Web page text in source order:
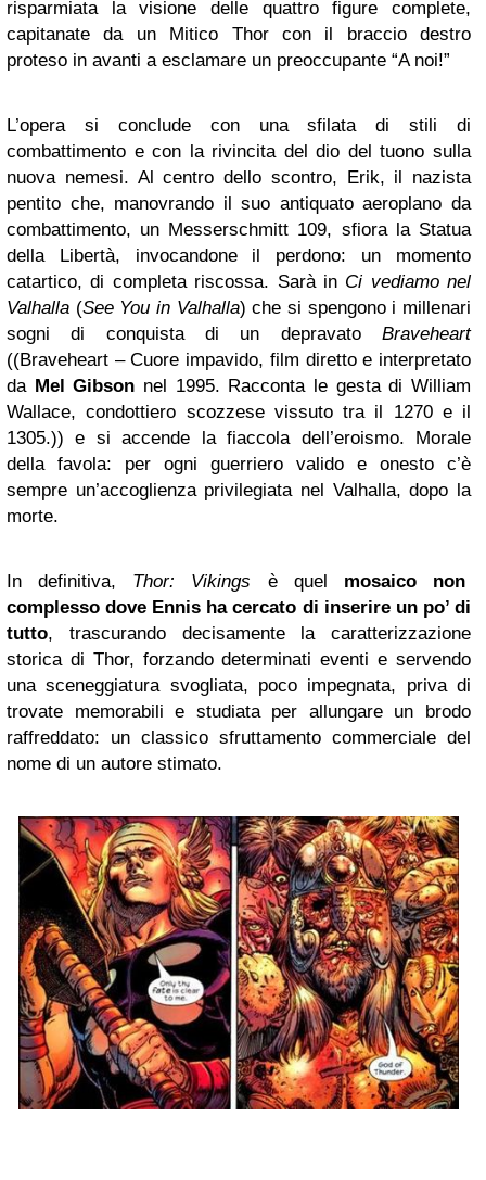
risparmiata la visione delle quattro figure complete,
capitanate da un Mitico Thor con il braccio destro
proteso in avanti a esclamare un preoccupante “A noi!”
L’opera si conclude con una sfilata di stili di
combattimento e con la rivincita del dio del tuono sulla
nuova nemesi. Al centro dello scontro, Erik, il nazista
pentito che, manovrando il suo antiquato aeroplano da
combattimento, un Messerschmitt 109, sfiora la Statua
della Libertà, invocandone il perdono: un momento
catartico, di completa riscossa. Sarà in Ci vediamo nel
Valhalla (See You in Valhalla) che si spengono i millenari
sogni di conquista di un depravatoBraveheart
((Braveheart – Cuore impavido, film diretto e interpretato
da Mel Gibson nel 1995. Racconta le gesta di William
Wallace, condottiero scozzese vissuto tra il 1270 e il
1305.)) e si accende la fiaccola dell’eroismo. Morale
della favola: per ogni guerriero valido e onesto c’è
sempre un’accoglienza privilegiata nel Valhalla, dopo la
morte.
In definitiva, Thor: Vikings è quel mosaico non
complesso dove Ennis ha cercato di inserire un po’ di
tutto, trascurando decisamente la caratterizzazione
storica di Thor, forzando determinati eventi e servendo
una sceneggiatura svogliata, poco impegnata, priva di
trovate memorabili e studiata per allungare un brodo
raffreddato: un classico sfruttamento commerciale del
nome di un autore stimato.